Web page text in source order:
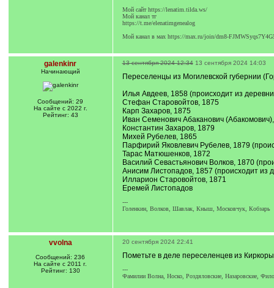
Мой сайт https://lenatim.tilda.ws/
Мой канал тг
https://t.me/elenatimgenealog
Мой канал в мах https://max.ru/join/dm8-
galenkinr
Начинающий
Сообщений: 29
На сайте с 2022 г.
Рейтинг: 43
13 сентября 2024 12:34 13 сентября 2024 14:03
Переселенцы из Могилевской губернии
Илья Авдеев, 1858 (происходит из
Стефан Старовойтов, 1875
Карп Захаров, 1875
Иван Семенович Абаканович
Константин Захаров, 1879
Михей Рубелев, 1865
Парфирий Яковлевич Рубелев, 1879
Тарас Матюшенков, 1872
Василий Севастьянович Волков, 1870
Анисим Листопадов, 1857 (происходит из
Илларион Старовойтов, 1871
Еремей Листопадов
---
Голенкин, Волков, Шавлак, Кныш, Московчук, Кобзарь
vvolna
Сообщений: 236
На сайте с 2011 г.
Рейтинг: 130
20 сентября 2024 22:41
Пометьте в деле переселенцев из
---
Фамилии Волна, Носко, Роздяловские, Назаровские,